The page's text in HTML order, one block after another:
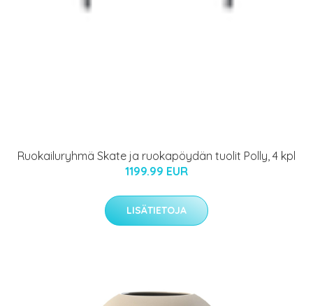
Ruokailuryhmä Skate ja ruokapöydän tuolit Polly, 4 kpl
1199.99 EUR
LISÄTIETOJA